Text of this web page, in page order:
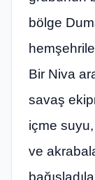
bölge
Bir Niva
savaş
içme
ve